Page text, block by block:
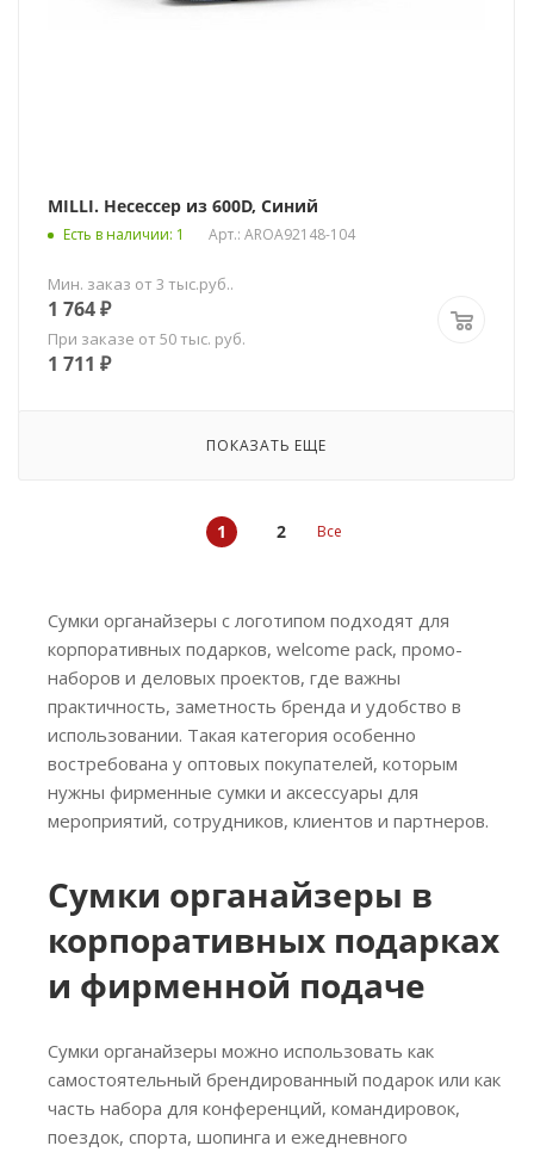
MILLI. Несессер из 600D, Синий
Есть в наличии: 1 Арт.: AROA92148-104
Мин. заказ от 3 тыс.руб..
1 764₽
При заказе от 50 тыс. руб.
1 711 ₽
ПОКАЗАТЬ ЕЩЕ
1 2 Все
Сумки органайзеры с логотипом подходят для
корпоративных подарков, welcome pack, промо-
наборов и деловых проектов, где важны
практичность, заметность бренда и удобство в
использовании. Такая категория особенно
востребована у оптовых покупателей, которым
нужны фирменные сумки и аксессуары для
мероприятий, сотрудников, клиентов и партнеров.
Сумки органайзеры в
корпоративных подарках
и фирменной подаче
Сумки органайзеры можно использовать как
самостоятельный брендированный подарок или как
часть набора для конференций, командировок,
поездок, спорта, шопинга и ежедневного